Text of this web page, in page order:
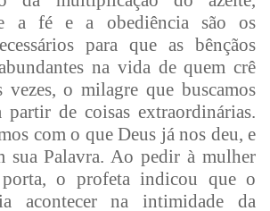
a fé e a obediência são os
para que as bênçãos
na vida de quem crê
o milagre que buscamos
partir de coisas extraordinárias.
com o que Deus já nos deu, e
sua Palavra. Ao pedir à mulher
o profeta indicou que o
acontecer na intimidade da